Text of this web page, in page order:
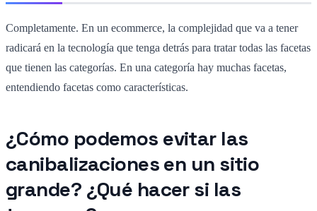
Completamente. En un ecommerce, la complejidad que va a tener
radicará en la tecnología que tenga detrás para tratar todas las facetas
que tienen las categorías. En una categoría hay muchas facetas,
entendiendo facetas como características.
¿Cómo podemos evitar las
canibalizaciones en un sitio
grande? ¿Qué hacer si las